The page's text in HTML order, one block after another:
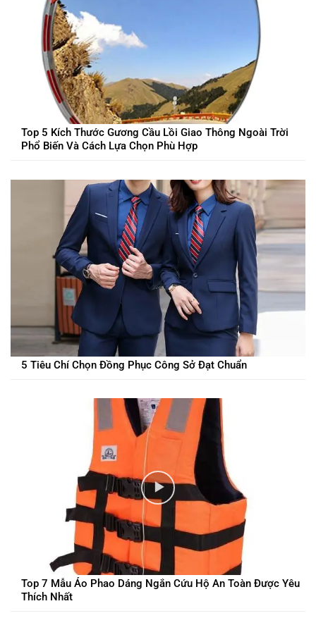
Top 5 Kích Thước Gương Cầu Lồi Giao Thông Ngoài Trời
Phổ Biến Và Cách Lựa Chọn Phù Hợp
5 Tiêu Chí Chọn Đồng Phục Công Sở Đạt Chuẩn
Top 7 Mẫu Áo Phao Dáng Ngắn Cứu Hộ An Toàn Được Yêu
Thích Nhất